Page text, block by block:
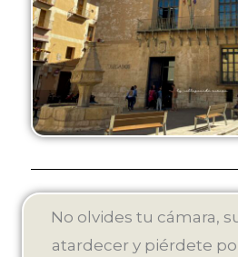
No olvides tu cámara,
atardecer y piérdete